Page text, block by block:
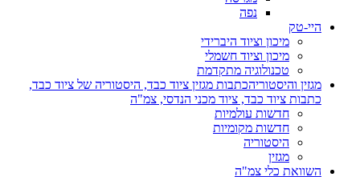
נפה
היי-טק
מיכון וציוד היברידי
מיכון וציוד חשמלי
טכנולוגיה מתקדמת
מגזין והיסטוריהכתבות מגזין ציוד כבד, היסטוריה של ציוד כבד,
כתבות ציוד כבד, ציוד מכני הנדסי, צמ"ה
חדשות עולמיות
חדשות מקומיות
היסטוריה
מגזין
השוואת כלי צמ"ה